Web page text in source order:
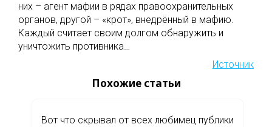
них – агент мафии в рядах правоохранительных
органов, другой – «крот», внедрённый в мафию.
Каждый считает своим долгом обнаружить и
уничтожить противника…
Источник
Похожие статьи
Вот что скрывал от всех любимец публики